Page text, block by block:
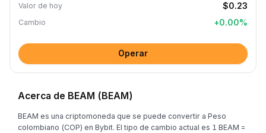
Valor de hoy $0.23
Cambio +0.00%
Operar
Acerca de BEAM (BEAM)
BEAM es una criptomoneda que se puede convertir a Peso
colombiano (COP) en Bybit. El tipo de cambio actual es 1 BEAM =